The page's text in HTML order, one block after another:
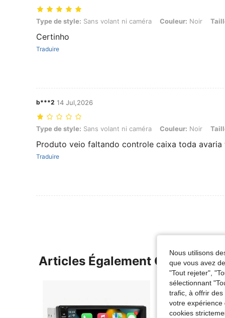
Type de style: Sans volant ni caméra, Couleur: Noir, Taille: Taille
Type de style: Sans volant ni caméra Couleur: Noir
Certinho
Traduire
b***2 14 Jul,2026
Type de style: Sans volant ni caméra, Couleur: Noir, Taille: Taille
Type de style: Sans volant ni caméra Couleur: Noir
Produto veio faltando controle caixa toda avaria
Traduire
Articles Également Consultés
Nous utilisons
que vous avez
"Tout rejeter",
sélectionnant
trafic, à offrir
votre expérience
cookies